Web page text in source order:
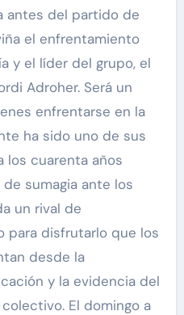
antes del partido de
el enfrentamiento
y el líder del grupo, el
Adroher. Será un
enfrentarse en la
ha sido uno de sus
los cuarenta años
sumagia ante los
un rival de
para disfrutarlo que los
desde la
y la evidencia del
El domingo a